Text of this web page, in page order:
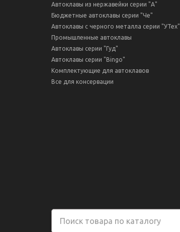
Автоклавы из нержавейки серии "А"
Бюджетные автоклавы серии "Че"
Автоклавы с черного металла серии "УТех"
Промышленные автоклавы
Автоклавы серии "Гуд"
Автоклавы серии "Bingo"
Комплектующие для автоклавов
Все для консервации